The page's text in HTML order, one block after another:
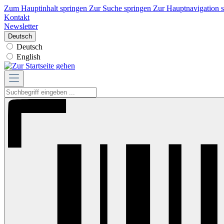
Zum Hauptinhalt springen Zur Suche springen Zur Hauptnavigation
Kontakt
Newsletter
Deutsch
Deutsch
English